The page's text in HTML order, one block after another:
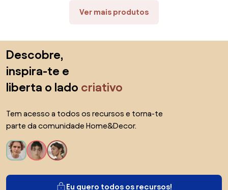
Ver mais produtos
Descobre,
inspira-te e
liberta o lado criativo
Tem acesso a todos os recursos e torna-te
parte da comunidade Home&Decor.
Eu quero todos os recursos!